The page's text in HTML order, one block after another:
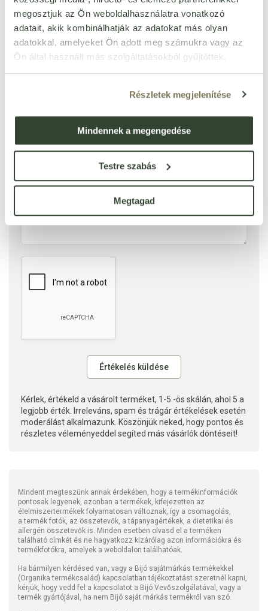
megosztjuk az Ön weboldalhasználatra vonatkozó
adatait, akik kombinálhatják az adatokat más olyan
adatokkal, amelyeket Ön adott meg számukra vagy az
Ön által használt más szolgáltatásokból gyűjtöttek.
Részletek megjelenítése
Mindennek a megengedése
Testre szabás
Megtagad
Ezt a terméket még senki nem értékelte. Legyél Te az
első!
ÉRTÉKELÉST ÍROK
Kérlek, értékeld a vásárolt terméket, 1-5 -ös skálán, ahol 5 a
legjobb érték. Irreleváns, spam és trágár értékelések esetén
moderálást alkalmazunk. Köszönjük neked, hogy pontos és
részletes véleményeddel segíted más vásárlók döntéseit!
Mindent megteszünk annak érdekében, hogy a termékinformációk
pontosak legyenek, azonban a termékek, kifejezetten az
élelmiszertermékek folyamatosan változnak, így a csomagolás,
a termék fotók, az összetevők, a tápanyagértékek, a dietetikai és
allergén összetevők is. Minden esetben olvasd el a terméken
található címkét és ne hagyatkozz kizárólag azon információkra és
termékfotókra, amelyek a weboldalon találhatóak.
Ha bármilyen kérdésed van, vagy a Bijó sajátmárkás termékekkel
(Organika termékcsalád) kapcsolatban tájékoztatást szeretnél kapni,
kérjük, hogy vedd fel a kapcsolatot a Bijó Vevőszolgálatával, vagy a
termék gyártójával, ha nem Bijó saját márkás termékről van szó.